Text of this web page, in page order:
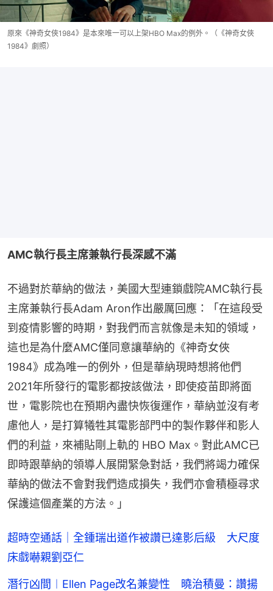
原來《神奇女俠1984》是本來唯一可以上架HBO Max的例外。（《神奇女俠
1984》劇照）
AMC執行長主席兼執行長深感不滿
不過對於華納的做法，美國大型連鎖戲院AMC執行長
主席兼執行長Adam Aron作出嚴厲回應：「在這段受
到疫情影響的時期，對我們而言就像是未知的領域，
這也是為什麼AMC僅同意讓華納的《神奇女俠
1984》成為唯一的例外，但是華納現時想將他們
2021年所發行的電影都按該做法，即使疫苗即將面
世，電影院也在預期內盡快恢復運作，華納並沒有考
慮他人，是打算犧牲其電影部門中的製作夥伴和影人
們的利益，來補貼剛上軌的 HBO Max。對此AMC已
即時跟華納的領導人展開緊急對話，我們將竭力確保
華納的做法不會對我們造成損失，我們亦會積極尋求
保護這個產業的方法。」
超時空通話｜全鍾瑞出道作被讚已達影后級 大尺度
床戲嚇親劉亞仁
潛行凶間︱Ellen Page改名兼變性 曉治積曼：讚揚